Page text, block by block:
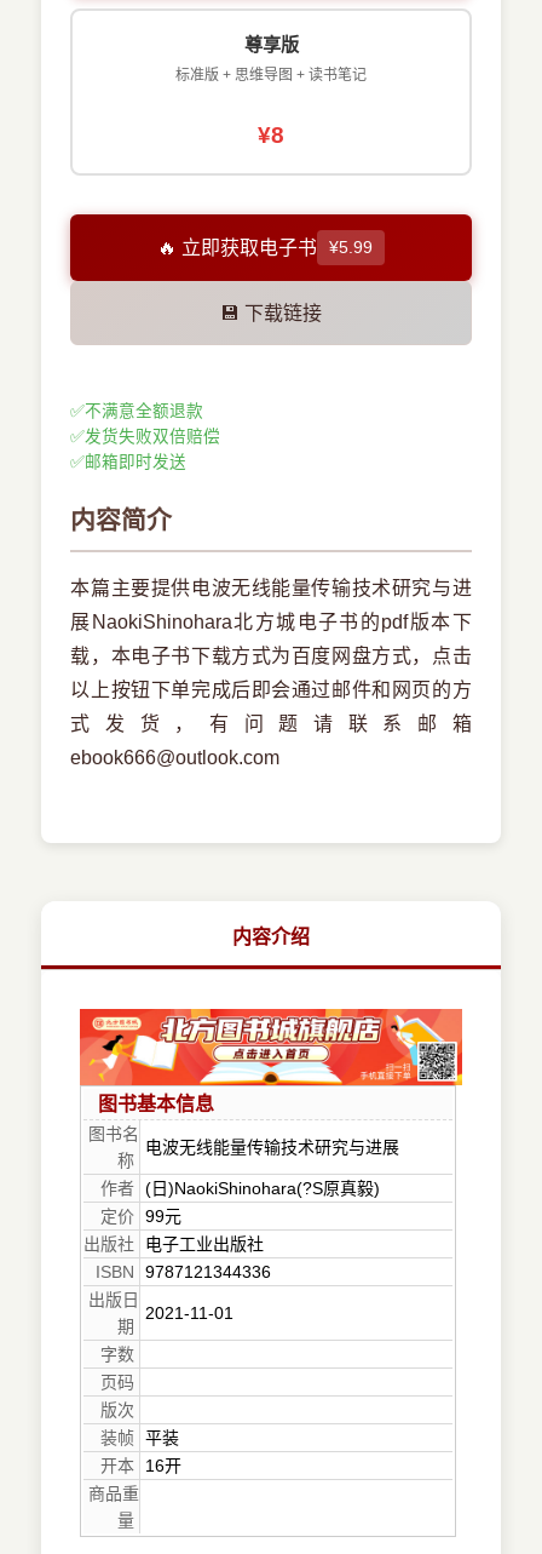
尊享版
标准版 + 思维导图 + 读书笔记
¥8
🔥 立即获取电子书 ¥5.99
💾 下载链接
✅不满意全额退款
✅发货失败双倍赔偿
✅邮箱即时发送
内容简介
本篇主要提供电波无线能量传输技术研究与进
展NaokiShinohara北方城电子书的pdf版本下
载，本电子书下载方式为百度网盘方式，点击
以上按钮下单完成后即会通过邮件和网页的方
式发货，有问题请联系邮箱
ebook666@outlook.com
内容介绍
图书基本信息
图书名
称
电波无线能量传输技术研究与进展
作者 (日)NaokiShinohara(?S原真毅)
定价 99元
出版社
电子工业出版社
ISBN
9787121344336
出版日
期
2021-11-01
字数
页码
版次
装帧 平装
开本
16开
商品重
量